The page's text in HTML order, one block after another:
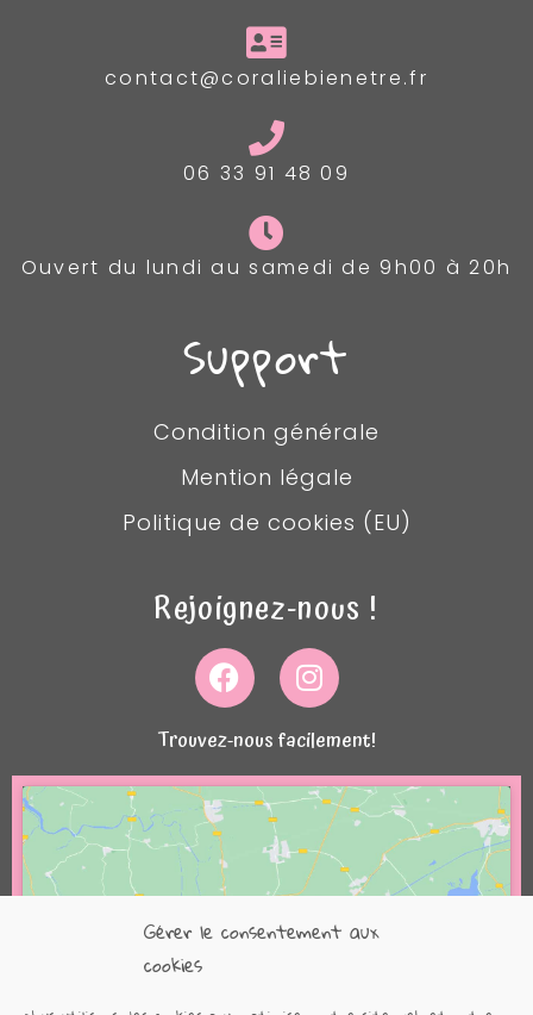
Gérer le consentement aux
cookies
contact@coraliebienetre.fr
06 33 91 48 09
Ouvert du lundi au samedi de 9h00 à 20h
Support
Condition générale
Mention légale
Politique de cookies (EU)
Rejoignez-nous !
Trouvez-nous facilement!
Cliquez pour accepter les cookies
marketing et activer ce contenu